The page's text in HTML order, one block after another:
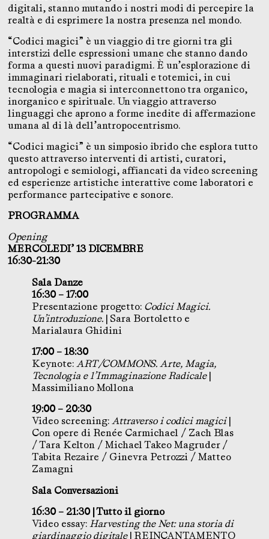
digitali, stanno mutando i nostri modi di percepire la
realtà e di esprimere la nostra presenza nel mondo.
“Codici magici” è un viaggio di tre giorni tra gli
interstizi delle espressioni umane che stanno dando
forma a questi nuovi paradigmi. È un’esplorazione di
immaginari rielaborati, rituali e totemici, in cui
tecnologia e magia si interconnettono tra organico,
inorganico e spirituale. Un viaggio attraverso
linguaggi che aprono a forme inedite di affermazione
umana al di là dell’antropocentrismo.
“Codici magici” è un simposio ibrido che esplora tutto
questo attraverso interventi di artisti, curatori,
antropologi e semiologi, affiancati da video screening
ed esperienze artistiche interattive come laboratori e
performance partecipative e sonore.
PROGRAMMA
Opening
MERCOLEDI’ 13 DICEMBRE
16:30-21:30
Sala Danze
16:30 – 17:00
Presentazione progetto: Codici Magici.
Un’introduzione. | Sara Bortoletto e
Marialaura Ghidini
17:00 – 18:30
Keynote: ART/COMMONS. Arte, Magia,
Tecnologia e l’Immaginazione Radicale|
Massimiliano Mollona
19:00 – 20:30
Video screening: Attraverso i codici magici|
Con opere di Renée Carmichael / Zach Blas
/ Tara Kelton / Michael Takeo Magruder /
Tabita Rezaire / Ginevra Petrozzi / Matteo
Zamagni
Sala Conversazioni
16:30 – 21:30 | Tutto il giorno
Video essay: Harvesting the Net: una storia di
giardinaggio digitale| REINCANTAMENTO